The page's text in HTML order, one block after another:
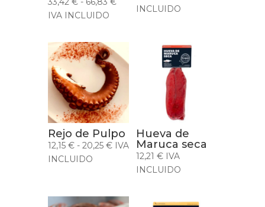
33,42 €
hasta
66,83 €
IVA INCLUIDO
INCLUIDO
Rejo de Pulpo
12,15 € - 20,25 €Rango
precios:
12,15 €
IVA
INCLUIDO
Hueva de
Maruca seca
12,21 € IVA
INCLUIDO